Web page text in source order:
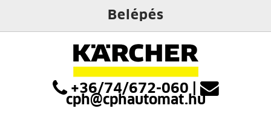
Belépés
+36/74/672-060
cph@cphautomat.hu